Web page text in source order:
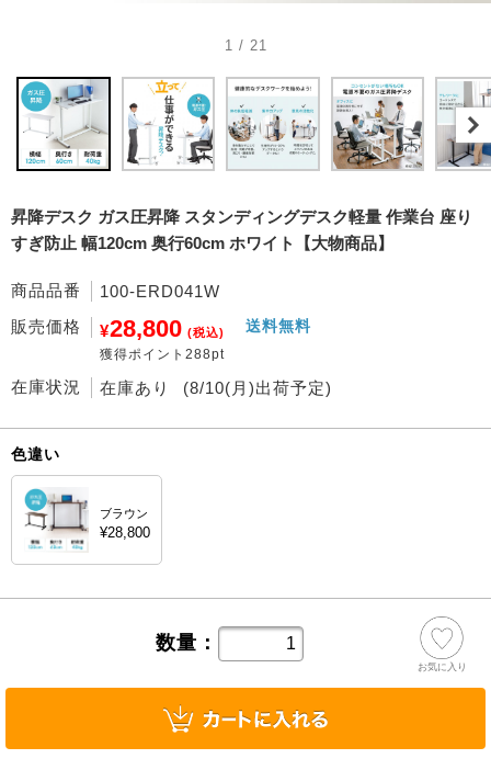
1 / 21
昇降デスク ガス圧昇降 スタンディングデスク軽量 作業台 座り
すぎ防止 幅120cm 奥行60cm ホワイト【大物商品】
商品品番
100-ERD041W
販売価格
¥28,800 (税込)
獲得ポイント288pt
送料無料
在庫状況 在庫あり (8/10(月)出荷予定)
色違い
ブラウン
¥28,800
数量：
お気に入り